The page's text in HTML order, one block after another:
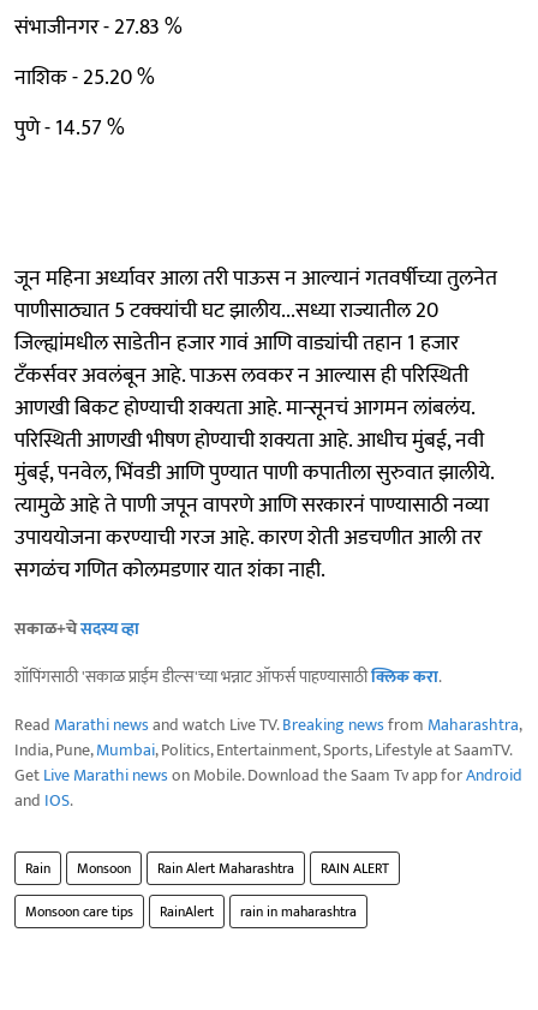
संभाजीनगर - 27.83 %
नाशिक - 25.20 %
पुणे - 14.57 %
जून महिना अर्ध्यावर आला तरी पाऊस न आल्यानं गतवर्षीच्या तुलनेत
पाणीसाठ्यात 5 टक्क्यांची घट झालीय...सध्या राज्यातील 20
जिल्ह्यांमधील साडेतीन हजार गावं आणि वाड्यांची तहान 1 हजार
टँकर्सवर अवलंबून आहे. पाऊस लवकर न आल्यास ही परिस्थिती
आणखी बिकट होण्याची शक्यता आहे. मान्सूनचं आगमन लांबलंय.
परिस्थिती आणखी भीषण होण्याची शक्यता आहे. आधीच मुंबई, नवी
मुंबई, पनवेल, भिंवडी आणि पुण्यात पाणी कपातीला सुरुवात झालीये.
त्यामुळे आहे ते पाणी जपून वापरणे आणि सरकारनं पाण्यासाठी नव्या
उपाययोजना करण्याची गरज आहे. कारण शेती अडचणीत आली तर
सगळंच गणित कोलमडणार यात शंका नाही.
सकाळ+चेसदस्य व्हा
शॉपिंगसाठी 'सकाळ प्राईम डील्स'च्या भन्नाट ऑफर्स पाहण्यासाठीक्लिक करा.
Read Marathi newsand watch Live TV.Breaking newsfrom Maharashtra,
India, Pune,Mumbai, Politics, Entertainment, Sports, Lifestyle at SaamTV.
GetLive Marathi newson Mobile. Download the Saam Tv app forAndroid
and IOS.
Rain Monsoon Rain Alert Maharashtra
RAIN ALERT
Monsoon care tips
RainAlert rain in maharashtra